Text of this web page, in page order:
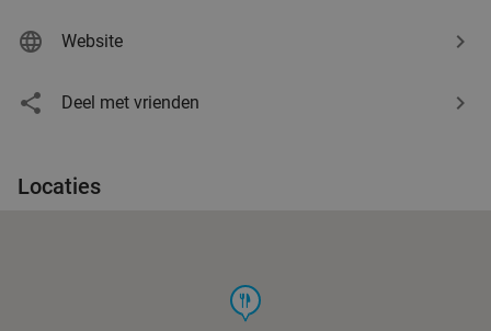
Website
Deel met vrienden
Locaties
food